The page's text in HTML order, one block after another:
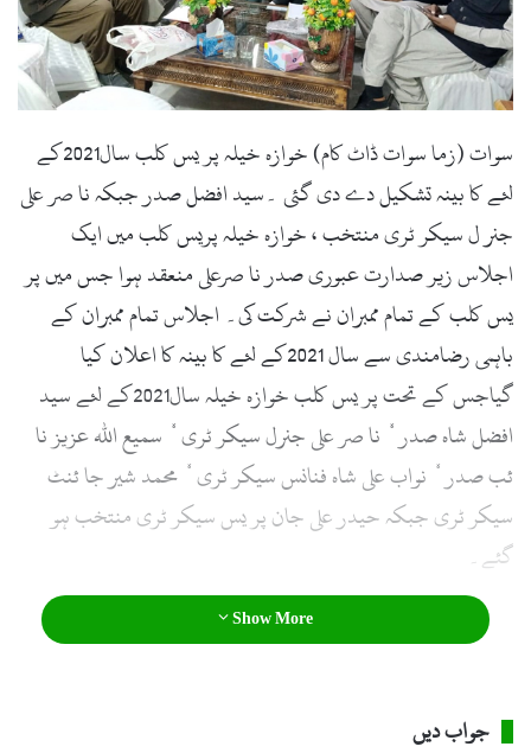
سوات (زما سوات ڈاٹ کام) خوازہ خیلہ پر یس کلب سال2021کے
لئے کا بینہ تشکیل دے دی گئی ۔سید افضل صدر جبکہ نا صر علی
جنر ل سیکر ٹری منتخب ، خوازہ خیلہ پریس کلب میں ایک
اجلاس زیر صدارت عبوری صدر نا صرعلی منعقد ہوا جس میں پر
یس کلب کے تمام ممبران نے شرکت کی۔ اجلاس تمام ممبران کے
باہمی رضامندی سے سال 2021کے لئے کا بینہ کا اعلان کیا
گیاجس کے تحت پر یس کلب خوازہ خیلہ سال2021کے لئے سید
افضل شاہ صدر ٗ نا صر علی جنرل سیکر ٹری ٗ سمیع اللہ عزیز نا
ئب صدر ٗ نواب علی شاہ فنانس سیکر ٹری ٗ محمد شیر جا ئنٹ
سیکر ٹری جبکہ حیدر علی جان پر یس سیکر ٹری منتخب ہو
گئے۔
Show More
جواب دیں